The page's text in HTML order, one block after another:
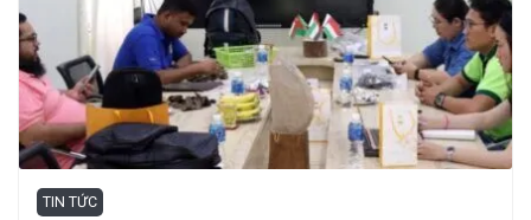
TIN TỨC